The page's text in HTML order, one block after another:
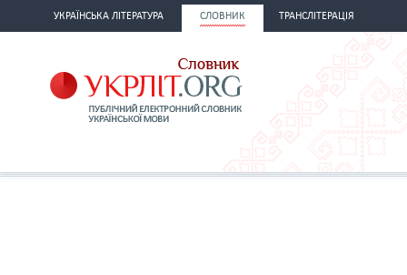
УКРАЇНСЬКА ЛІТЕРАТУРА СЛОВНИК ТРАНСЛІТЕРАЦІЯ